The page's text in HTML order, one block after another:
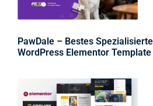
PawDale – Bestes
WordPress Elementor